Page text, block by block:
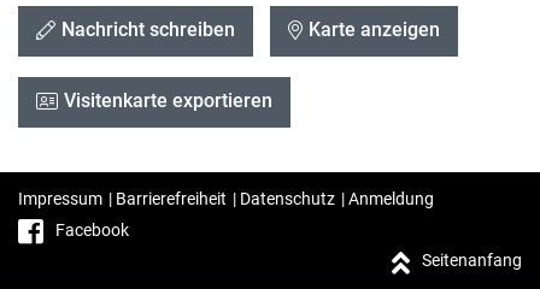
Nachricht schreiben Karte anzeigen
Visitenkarte exportieren
Impressum | Barrierefreiheit | Datenschutz |Anmeldung
Facebook
Seitenanfang